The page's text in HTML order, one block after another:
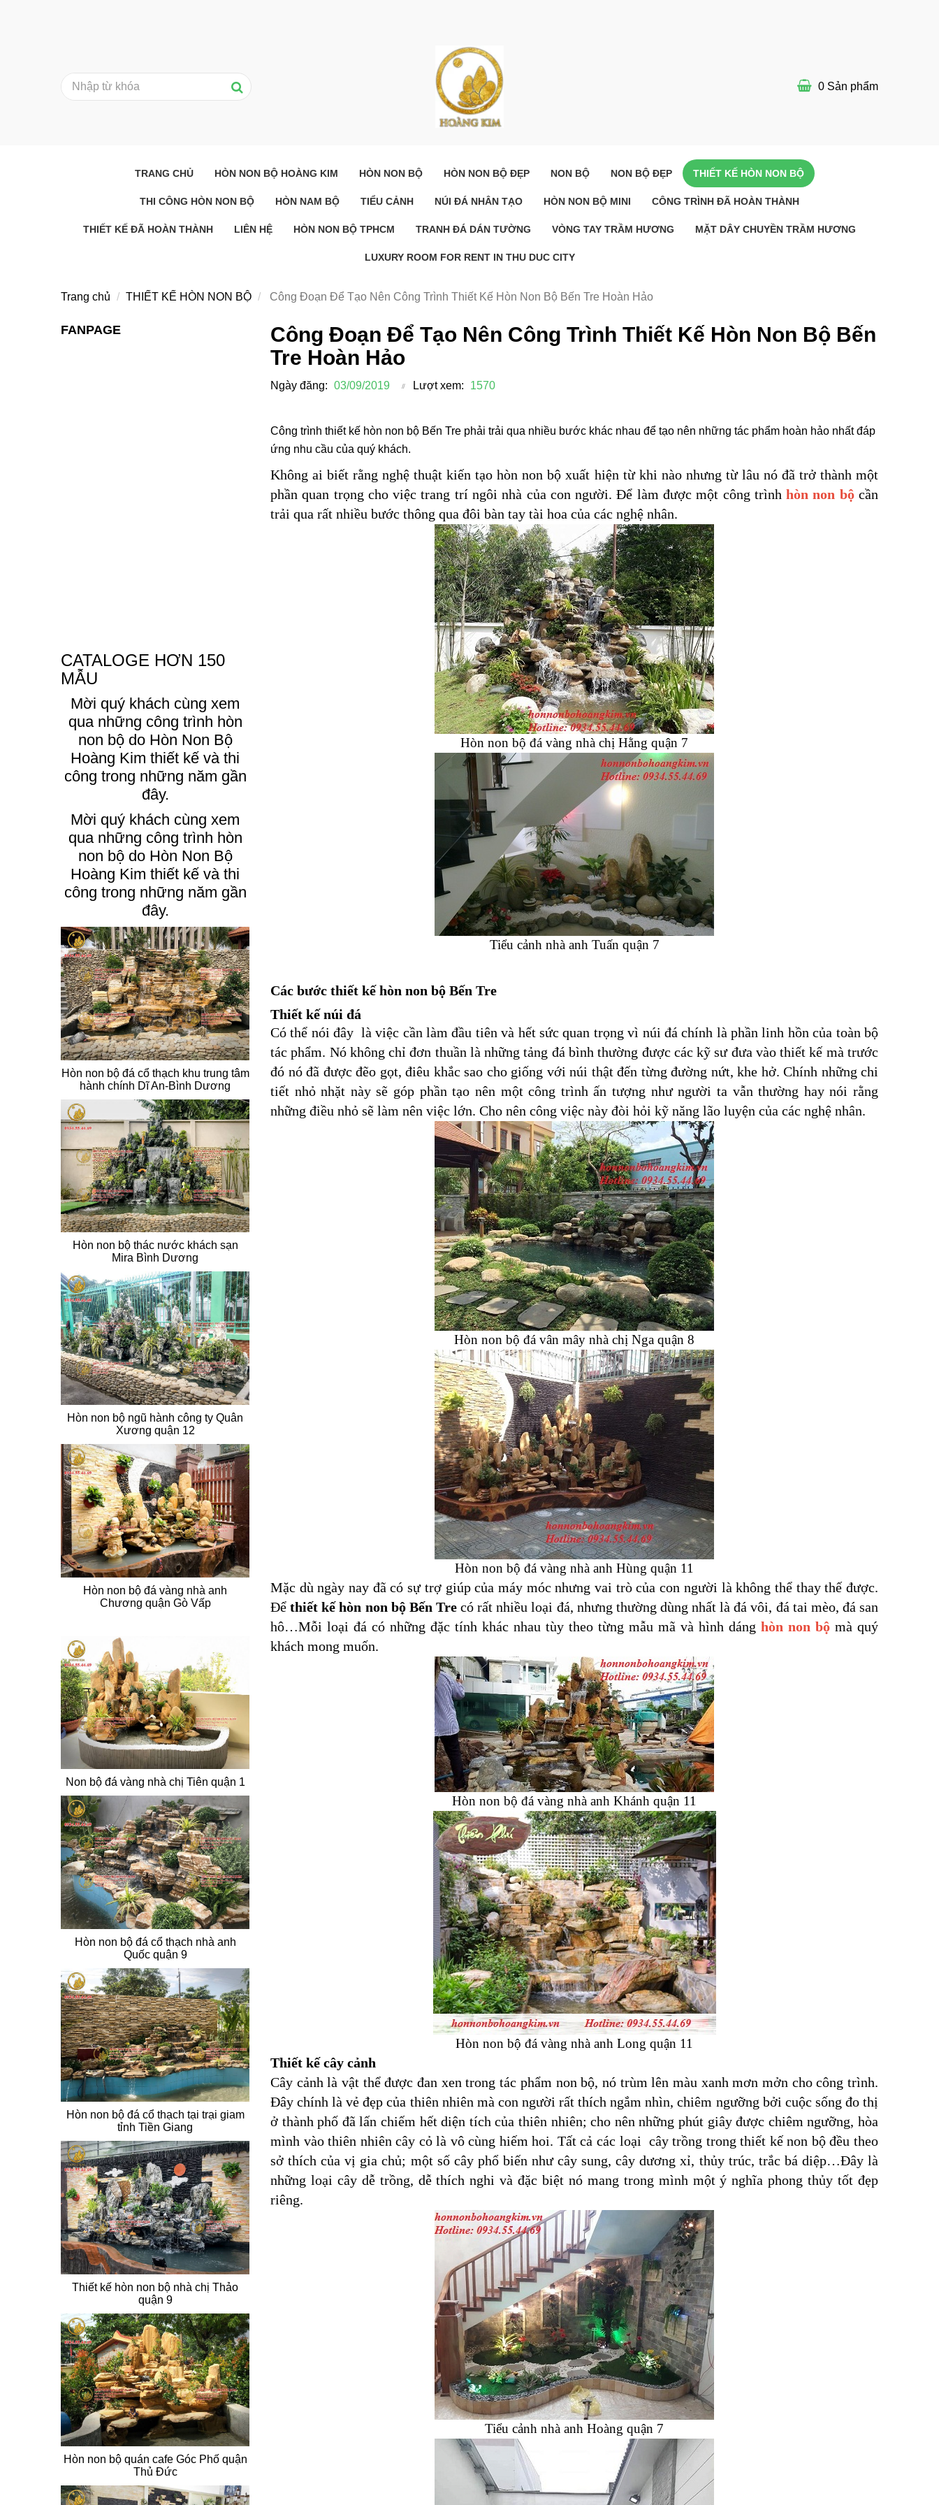
Công Đoạn Để Tạo Nên Công Trình Thiết Kế Hòn Non Bộ Bến
Tre Hoàn Hảo
Ngày đăng: 03/09/2019 Lượt xem: 1570
Công trình thiết kế hòn non bộ Bến Tre phải trải qua nhiều bước khác nhau để tạo nên những tác phẩm hoàn hảo nhất đáp
ứng nhu cầu của quý khách.
Không ai biết rằng nghệ thuật kiến tạo hòn non bộ xuất hiện từ khi nào nhưng từ lâu nó đã trở thành một
phần quan trọng cho việc trang trí ngôi nhà của con người. Để làm được một công trìnhhòn non bộcần
trải qua rất nhiều bước thông qua đôi bàn tay tài hoa của các nghệ nhân.
Hòn non bộ đá vàng nhà chị Hằng quận 7
Tiểu cảnh nhà anh Tuấn quận 7
Các bước thiết kế hòn non bộ Bến Tre
Thiết kế núi đá
Có thể nói đây là việc cần làm đầu tiên và hết sức quan trọng vì núi đá chính là phần linh hồn của toàn bộ
tác phẩm. Nó không chỉ đơn thuần là những tảng đá bình thường được các kỹ sư đưa vào thiết kế mà trước
đó nó đã được đẽo gọt, điêu khắc sao cho giống với núi thật đến từng đường nứt, khe hở. Chính những chi
tiết nhỏ nhặt này sẽ góp phần tạo nên một công trình ấn tượng như người ta vẫn thường hay nói rằng
những điều nhỏ sẽ làm nên việc lớn. Cho nên công việc này đòi hỏi kỹ năng lão luyện của các nghệ nhân.
Hòn non bộ đá vân mây nhà chị Nga quận 8
Hòn non bộ đá vàng nhà anh Hùng quận 11
Mặc dù ngày nay đã có sự trợ giúp của máy móc nhưng vai trò của con người là không thể thay thế được.
Đểthiết kế hòn non bộ Bến Trecó rất nhiều loại đá, nhưng thường dùng nhất là đá vôi, đá tai mèo, đá san
hô…Mỗi loại đá có những đặc tính khác nhau tùy theo từng mẫu mã và hình dáng hòn non bộ mà quý
khách mong muốn.
Hòn non bộ đá vàng nhà anh Khánh quận 11
Hòn non bộ đá vàng nhà anh Long quận 11
Thiết kế cây cảnh
Cây cảnh là vật thể được đan xen trong tác phẩm non bộ, nó trùm lên màu xanh mơn mởn cho công trình.
Đây chính là vẻ đẹp của thiên nhiên mà con người rất thích ngắm nhìn, chiêm ngưỡng bởi cuộc sống đo thị
ở thành phố đã lấn chiếm hết diện tích của thiên nhiên; cho nên những phút giây được chiêm ngưỡng, hòa
mình vào thiên nhiên cây cỏ là vô cùng hiếm hoi. Tất cả các loại cây trồng trong thiết kế non bộ đều theo
sở thích của vị gia chủ; một số cây phổ biến như cây sung, cây dương xỉ, thủy trúc, trắc bá diệp…Đây là
những loại cây dễ trồng, dễ thích nghi và đặc biệt nó mang trong mình một ý nghĩa phong thủy tốt đẹp
riêng.
Tiểu cảnh nhà anh Hoàng quận 7
FANPAGE
CATALOGE HƠN 150
MẪU
Mời quý khách cùng xem
qua những công trình hòn
non bộ do Hòn Non Bộ
Hoàng Kim thiết kế và thi
công trong những năm gần
đây.
Mời quý khách cùng xem
qua những công trình hòn
non bộ do Hòn Non Bộ
Hoàng Kim thiết kế và thi
công trong những năm gần
đây.
Hòn non bộ đá cổ thạch khu trung tâm
hành chính Dĩ An-Bình Dương
Hòn non bộ thác nước khách sạn
Mira Bình Dương
Hòn non bộ ngũ hành công ty Quân
Xương quận 12
Hòn non bộ đá vàng nhà anh
Chương quận Gò Vấp
Non bộ đá vàng nhà chị Tiên quận 1
Hòn non bộ đá cổ thạch nhà anh
Quốc quận 9
Hòn non bộ đá cổ thạch tại trại giam
tỉnh Tiền Giang
Thiết kế hòn non bộ nhà chị Thảo
quận 9
Hòn non bộ quán cafe Góc Phố quận
Thủ Đức
0 Sản phẩm
TRANG CHỦ HÒN NON BỘ HOÀNG KIM HÒN NON BỘ HÒN NON BỘ ĐẸP NON BỘ NON BỘ ĐẸP THIẾT KẾ HÒN NON BỘ
THI CÔNG HÒN NON BỘ HÒN NAM BỘ TIỂU CẢNH NÚI ĐÁ NHÂN TẠO HÒN NON BỘ MINI CÔNG TRÌNH ĐÃ HOÀN THÀNH
THIẾT KẾ ĐÃ HOÀN THÀNH LIÊN HỆ HÒN NON BỘ TPHCM TRANH ĐÁ DÁN TƯỜNG VÒNG TAY TRẦM HƯƠNG MẶT DÂY CHUYỀN TRẦM HƯƠNG
LUXURY ROOM FOR RENT IN THU DUC CITY
Trang chủ THIẾT KẾ HÒN NON BỘ Công Đoạn Để Tạo Nên Công Trình Thiết Kế Hòn Non Bộ Bến Tre Hoàn Hảo